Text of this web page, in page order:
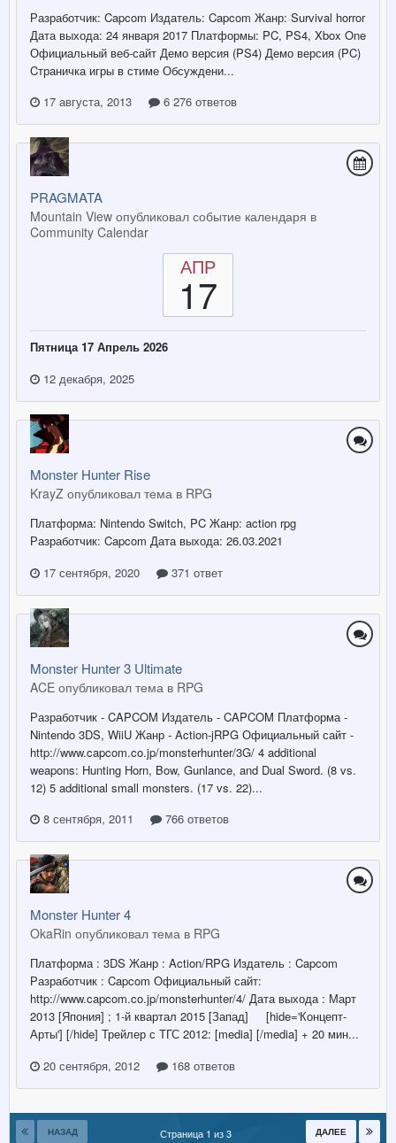
Разработчик: Capcom Издатель: Capcom Жанр: Survival horror
Дата выхода: 24 января 2017 Платформы: PC, PS4, Xbox One
Официальный веб-сайт Демо версия (PS4) Демо версия (PC)
Cтраничка игры в стиме Обсуждени...
17 августа, 2013
6 276 ответов
PRAGMATA
Mountain View опубликовал событие календаря в
Community Calendar
АПР
17
Пятница 17 Апрель 2026
12 декабря, 2025
Monster Hunter Rise
KrayZ опубликовал тема в RPG
Платформа: Nintendo Switch, PC Жанр: action rpg
Разработчик: Capcom Дата выхода: 26.03.2021
17 сентября, 2020
371 ответ
Monster Hunter 3 Ultimate
ACE опубликовал тема в RPG
Разработчик - CAPCOM Издатель - CAPCOM Платформа -
Nintendo 3DS, WiiU Жанр - Action-jRPG Официальный сайт -
http://www.capcom.co.jp/monsterhunter/3G/ 4 additional
weapons: Hunting Horn, Bow, Gunlance, and Dual Sword. (8 vs.
12) 5 additional small monsters. (17 vs. 22)...
8 сентября, 2011
766 ответов
Monster Hunter 4
OkaRin опубликовал тема в RPG
Платформа : 3DS Жанр : Action/RPG Издатель : Capcom
Разработчик : Capcom Официальный сайт:
http://www.capcom.co.jp/monsterhunter/4/ Дата выхода : Март
2013 [Япония] ; 1-й квартал 2015 [Запад] [hide='Концепт-
Арты'] [/hide] Трейлер с ТГС 2012: [media] [/media] + 20 мин...
20 сентября, 2012
168 ответов
НАЗАД ДАЛЕЕ
Страница 1 из 3